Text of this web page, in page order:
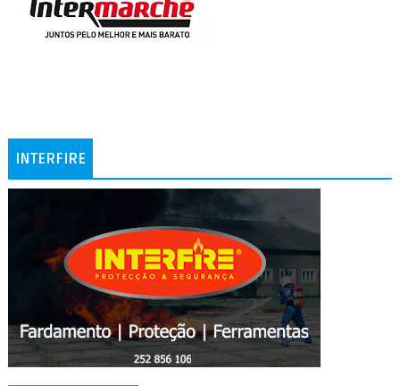
INTERFIRE